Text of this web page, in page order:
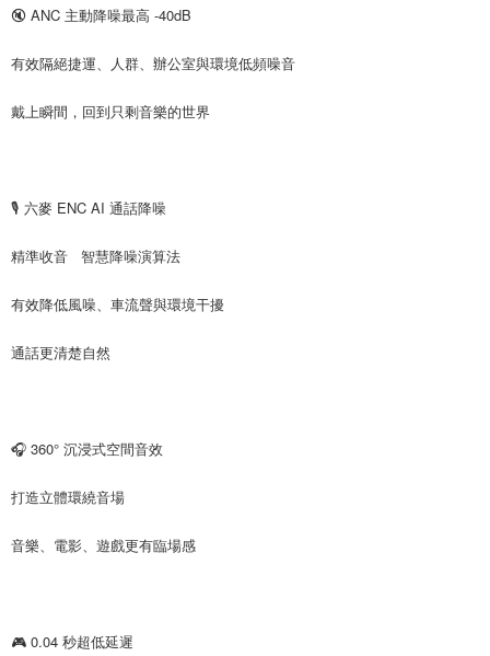
🔇 ANC 主動降噪最高 -40dB
有效隔絕捷運、人群、辦公室與環境低頻噪音
戴上瞬間，回到只剩音樂的世界
🎙 六麥 ENC AI 通話降噪
精準收音   智慧降噪演算法
有效降低風噪、車流聲與環境干擾
通話更清楚自然
🎧 360° 沉浸式空間音效
打造立體環繞音場
音樂、電影、遊戲更有臨場感
🎮 0.04 秒超低延遲